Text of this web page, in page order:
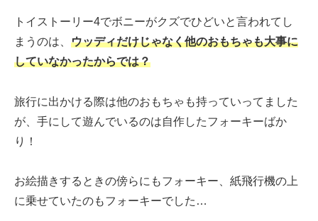
トイストーリー4でボニーがクズでひどいと言われてし
まうのは、 ウッディだけじゃなく他のおもちゃも大事に
していなかったからでは？
旅行に出かける際は他のおもちゃも持っていってました
が、手にして遊んでいるのは自作したフォーキーばか
り！
お絵描きするときの傍らにもフォーキー、紙飛行機の上
に乗せていたのもフォーキーでした…